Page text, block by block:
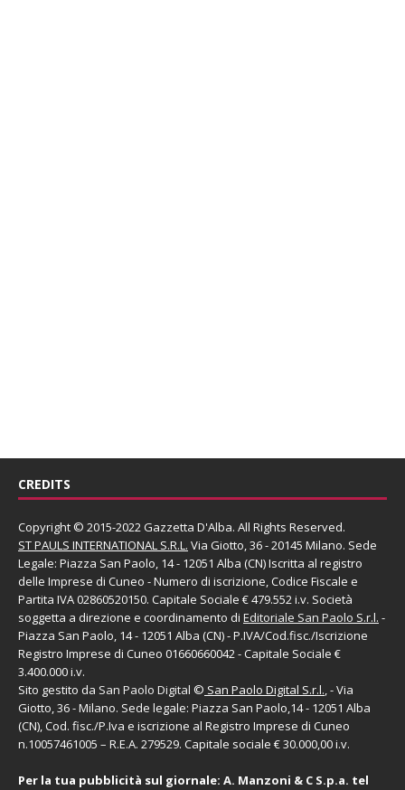
CREDITS
Copyright © 2015-2022 Gazzetta D'Alba. All Rights Reserved.
ST PAULS INTERNATIONAL S.R.L. Via Giotto, 36 - 20145 Milano. Sede
Legale: Piazza San Paolo, 14 - 12051 Alba (CN) Iscritta al registro
delle Imprese di Cuneo - Numero di iscrizione, Codice Fiscale e
Partita IVA 02860520150. Capitale Sociale € 479.552 i.v. Società
soggetta a direzione e coordinamento di Editoriale San Paolo S.r.l. -
Piazza San Paolo, 14 - 12051 Alba (CN) - P.IVA/Cod.fisc./Iscrizione
Registro Imprese di Cuneo 01660660042 - Capitale Sociale €
3.400.000 i.v.
Sito gestito da San Paolo Digital © San Paolo Digital S.r.l., - Via
Giotto, 36 - Milano. Sede legale: Piazza San Paolo,14 - 12051 Alba
(CN), Cod. fisc./P.Iva e iscrizione al Registro Imprese di Cuneo
n.10057461005 – R.E.A. 279529. Capitale sociale € 30.000,00 i.v.
Per la tua pubblicità sul giornale: A. Manzoni & C S.p.a. tel